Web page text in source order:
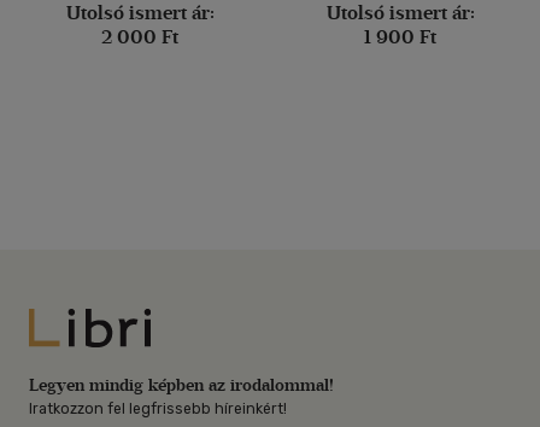
Utolsó ismert ár:
2 000 Ft
Utolsó ismert ár:
1 900 Ft
Libri
Legyen mindig képben az irodalommal!
Iratkozzon fel legfrissebb híreinkért!